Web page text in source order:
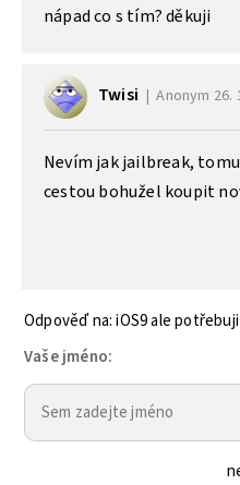
nápad co s tím? děkuji
Twisi Anonym 26.
Nevím jak jailbreak,
cestou bohužel koupit
Odpověď na: iOS9 ale potřebuji
Vaše jméno: